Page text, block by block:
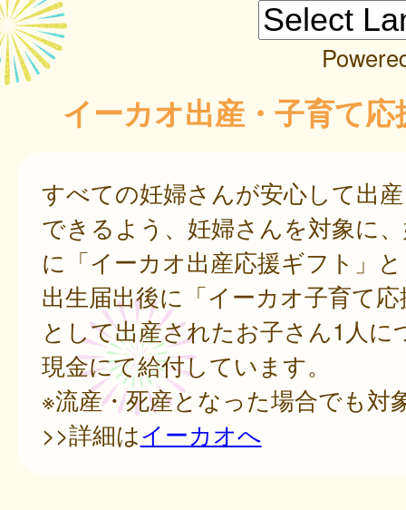
イーカオ出産・子育て
すべての妊婦さんが安心して出
できるよう、妊婦さんを対象に
に「イーカオ出産応援ギフト」
出生届出後に「イーカオ子育て
として出産されたお子さん1人に
現金にて給付しています。
※流産・死産となった場合でも対
>>詳細はイーカオへ